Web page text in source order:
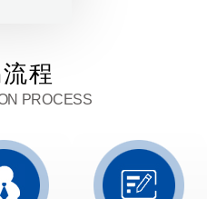
程
PROCESS